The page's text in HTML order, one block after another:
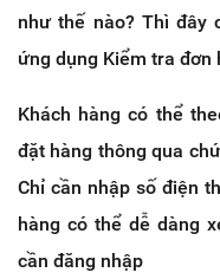
như thế nào? Thì đây
ứng dụng Kiểm tra đơn
Khách hàng có thể
đặt hàng thông qua
Chỉ cần nhập số điện
hàng có thể dễ dàng
cần đăng nhập